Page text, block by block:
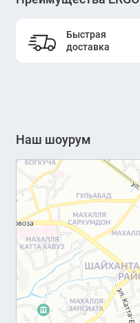
Быстрая
доставка
Наш шоурум